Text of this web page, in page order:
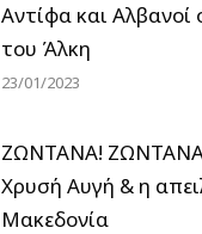
Αντίφα και Αλβανοί
του Άλκη
23/01/2023
ΖΩΝΤΑΝΑ!
Χρυσή Αυγή & η
Μακεδονία